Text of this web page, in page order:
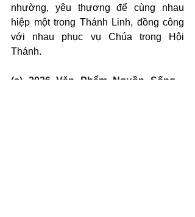
nhường, yêu thương để cùng nhau
hiệp một trong Thánh Linh, đồng công
với nhau phục vụ Chúa trong Hội
Thánh.
(c) 2026 Văn Phẩm Nguồn Sống -